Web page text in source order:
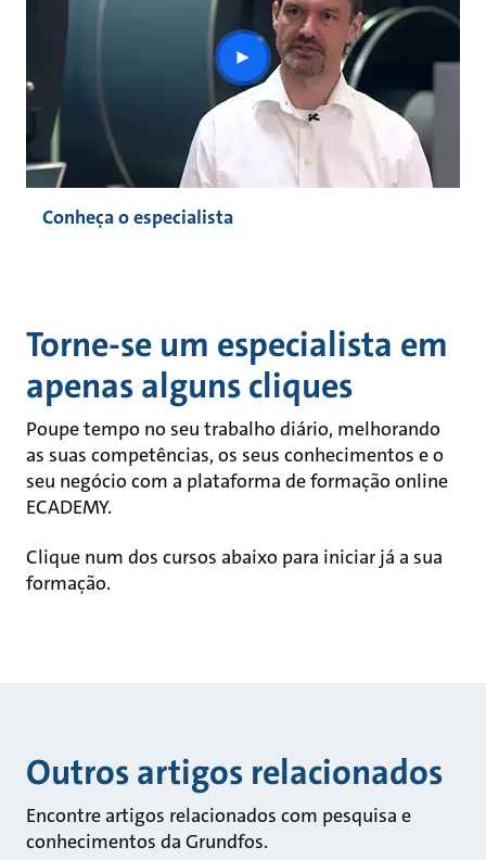
play
button
Conheça o especialista
Torne-se um especialista em
apenas alguns cliques
Poupe tempo no seu trabalho diário, melhorando
as suas competências, os seus conhecimentos e o
seu negócio com a plataforma de formação online
ECADEMY.
Clique num dos cursos abaixo para iniciar já a sua
formação.
Outros artigos relacionados
Encontre artigos relacionados com pesquisa e
conhecimentos da Grundfos.